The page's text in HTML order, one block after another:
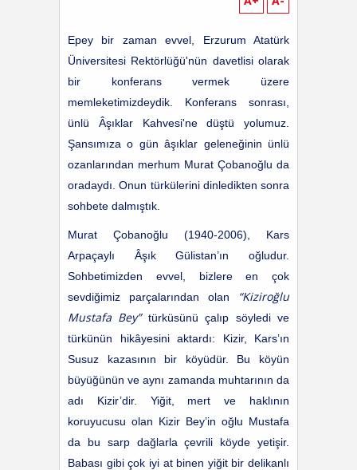
Epey bir zaman evvel, Erzurum Atatürk
Üniversitesi Rektörlüğü'nün davetlisi olarak
bir konferans vermek üzere
memleketimizdeydik. Konferans sonrası,
ünlü Âşıklar Kahvesi'ne düştü yolumuz.
Şansımıza o gün âşıklar geleneğinin ünlü
ozanlarından merhum Murat Çobanoğlu da
oradaydı. Onun türkülerini dinledikten sonra
sohbete dalmıştık.
Murat Çobanoğlu (1940-2006), Kars
Arpaçaylı Âşık Gülistan’ın oğludur.
Sohbetimizden evvel, bizlere en çok
sevdiğimiz parçalarından olan
“Kiziroğlu
Mustafa Bey”türküsünü çalıp söyledi ve
türkünün hikâyesini aktardı: Kizir, Kars’ın
Susuz kazasının bir köyüdür. Bu köyün
büyüğünün ve aynı zamanda muhtarının da
adı Kizir’dir. Yiğit, mert ve haklının
koruyucusu olan Kizir Bey’in oğlu Mustafa
da bu sarp dağlarla çevrili köyde yetişir.
Babası gibi çok iyi at binen yiğit bir delikanlı